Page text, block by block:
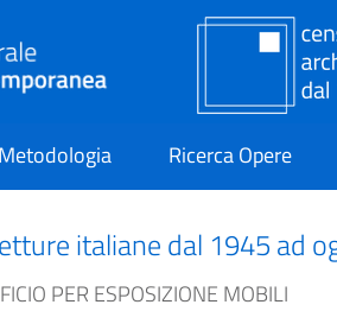
Metodologia Ricerca Opere
italiane dal 1945 ad
PER ESPOSIZIONE MOBILI